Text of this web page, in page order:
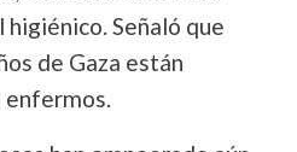
higiénico. Señaló que
de Gaza están